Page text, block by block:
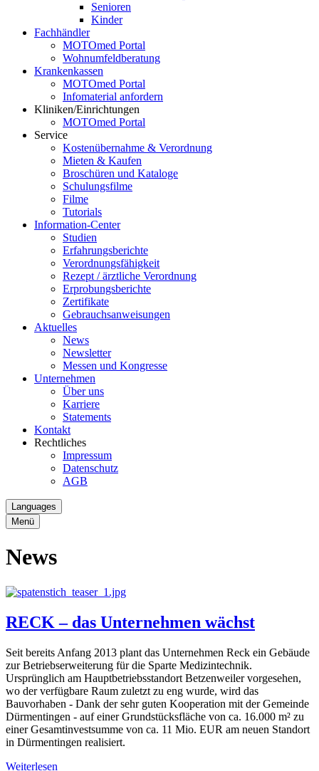
Senioren
Kinder
Fachhändler
MOTOmed Portal
Wohnumfeldberatung
Krankenkassen
MOTOmed Portal
Infomaterial anfordern
Kliniken/Einrichtungen
MOTOmed Portal
Service
Kostenübernahme & Verordnung
Mieten & Kaufen
Broschüren und Kataloge
Schulungsfilme
Filme
Tutorials
Information-Center
Studien
Erfahrungsberichte
Verordnungsfähigkeit
Rezept / ärztliche Verordnung
Erprobungsberichte
Zertifikate
Gebrauchsanweisungen
Aktuelles
News
Newsletter
Messen und Kongresse
Unternehmen
Über uns
Karriere
Statements
Kontakt
Rechtliches
Impressum
Datenschutz
AGB
Languages
Menü
News
RECK – das Unternehmen wächst
Seit bereits Anfang 2013 plant das Unternehmen Reck ein Gebäude
zur Betriebserweiterung für die Sparte Medizintechnik.
Ursprünglich am Hauptbetriebsstandort Betzenweiler vorgesehen,
wo der verfügbare Raum zuletzt zu eng wurde, wird das
Bauvorhaben - Dank der sehr guten Kooperation mit der Gemeinde
Dürmentingen - auf einer Grundstücksfläche von ca. 16.000 m² zu
einer Gesamtinvestsumme von ca. 11 Mio. EUR am neuen Standort
in Dürmentingen realisiert.
Weiterlesen